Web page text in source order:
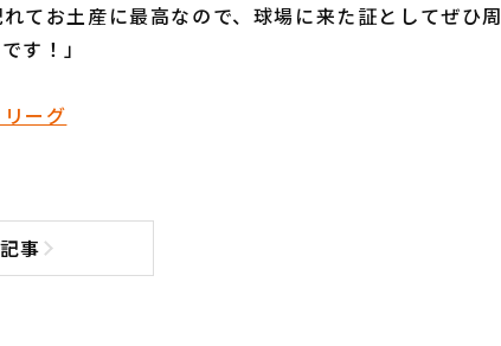
てお土産に最高なので、球場に来た証としてぜひ周
す！」
ーグ
事
次の記事へ